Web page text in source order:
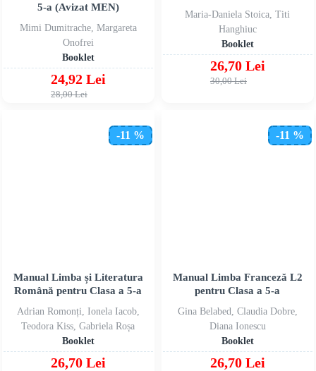
Mimi Dumitrache, Margareta
Onofrei
Booklet
5-a (Avizat MEN)
24,92 Lei
28,00 Lei
Maria-Daniela Stoica, Titi
Hanghiuc
Booklet
26,70 Lei
30,00 Lei
-11 %
Adrian Romonți, Ionela Iacob,
Teodora Kiss, Gabriela Roșa
Booklet
Manual Limba și Literatura
Română pentru Clasa a 5-a
26,70 Lei
-11 %
Gina Belabed, Claudia Dobre,
Diana Ionescu
Booklet
Manual Limba Franceză L2
pentru Clasa a 5-a
26,70 Lei